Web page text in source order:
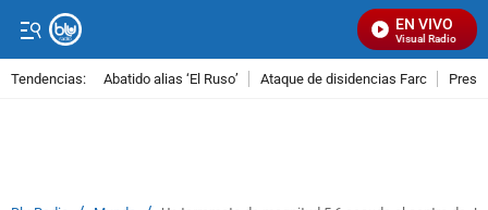
EN VIVO
Señal Visual Radio
Tendencias: Abatido alias ‘El Ruso’ Ataque de disidencias Farc